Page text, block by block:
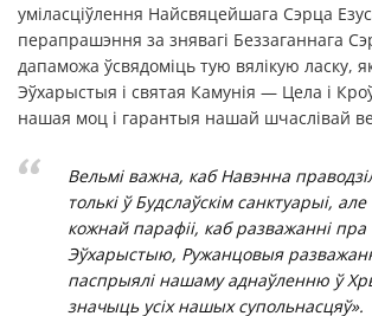
уміласціўлення Найсвяцейшага Сэрца
перапрашэння за знявагі Беззаганнага
дапаможа ўсвядоміць тую вялікую ласку,
Эўхарыстыя і святая Камунія — Цела і
нашая моц і гарантыя нашай шчаслівай
Вельмі важна, каб Навэнна
толькі ў Будслаўскім санктуарыі,
кожнай парафіі, каб разважанні пра
Эўхарыстыю, Ружанцовыя
паспрыялі нашаму аднаўленню ў
значыць усіх нашых супольнасцяў».